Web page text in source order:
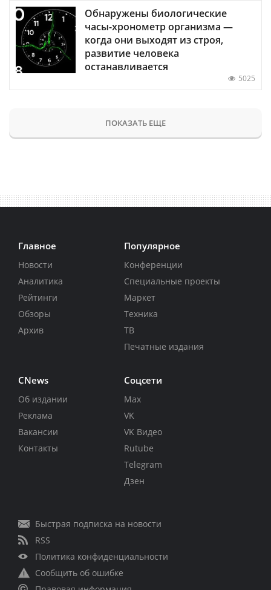
Обнаружены биологические
часы-хронометр организма —
когда они выходят из строя,
развитие человека
останавливается
5025
ПОКАЗАТЬ ЕЩЕ
Главное
Новости
Аналитика
Рейтинги
Обзоры
Архив
Популярное
Конференции
Специальные проекты
Маркет
Техника
ТВ
Печатные издания
CNews
Об издании
Реклама
Вакансии
Контакты
Соцсети
Max
VK
VK Видео
Rutube
Telegram
Дзен
Быстрая подписка на новости
RSS
Политика конфиденциальности
Сообщить об ошибке